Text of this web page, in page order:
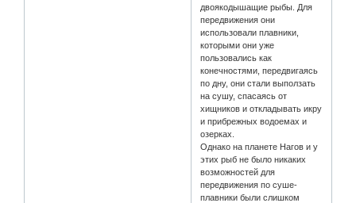
двоякодышащие рыбы. Для
передвижения они
использовали плавники,
которыми они уже
пользовались как
конечностями, передвигаясь
по дну, они стали выползать
на сушу, спасаясь от
хищников и откладывать икру
и прибрежных водоемах и
озерках.
Однако на планете Нагов и у
этих рыб не было никаких
возможностей для
передвижения по суше-
плавники были слишком